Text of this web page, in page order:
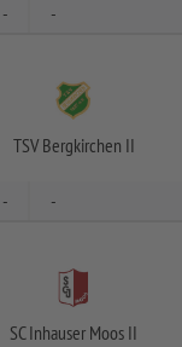
- -
TSV Bergkirchen II
- -
SC Inhauser Moos II